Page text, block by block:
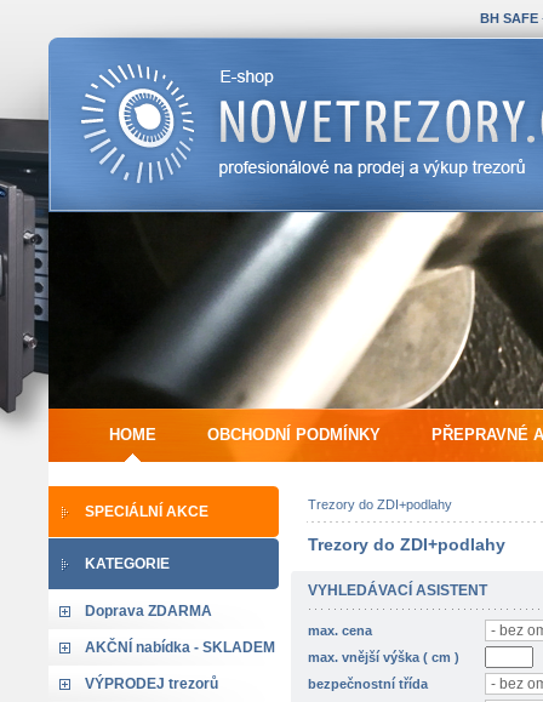
BH SAFE
HOME OBCHODNÍ PODMÍNKY PŘEPRAVNÉ
SPECIÁLNÍ AKCE
KATEGORIE
Doprava ZDARMA
AKČNÍ nabídka - SKLADEM
VÝPRODEJ trezorů
Trezory do ZDI+podlahy
Trezory do ZDI+podlahy
VYHLEDÁVACÍ ASISTENT
max. cena
max. vnější výška ( cm )
bezpečnostní třída